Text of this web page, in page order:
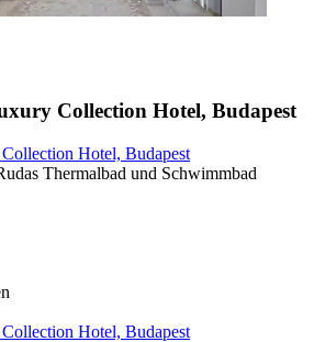
Collection Hotel, Budapest
Hotel, Budapest
Thermalbad und Schwimmbad
Hotel, Budapest